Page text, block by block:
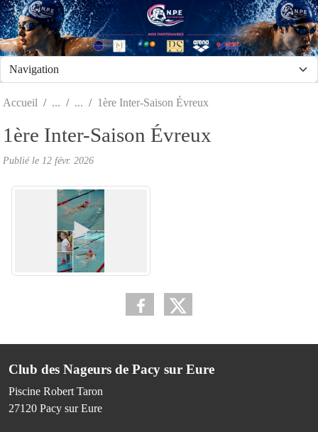
Accueil 1ère Inter-Saison Évreux
1ère Inter-Saison Évreux
Publié le 12 févr. 2026
Club des Nageurs de Pacy sur Eure
Piscine Robert Taron
27120 Pacy sur Eure
Panneau de gestion des cookies